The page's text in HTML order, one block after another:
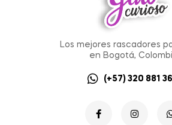
Los mejores rascadores
en Bogotá,
(+57) 320 881